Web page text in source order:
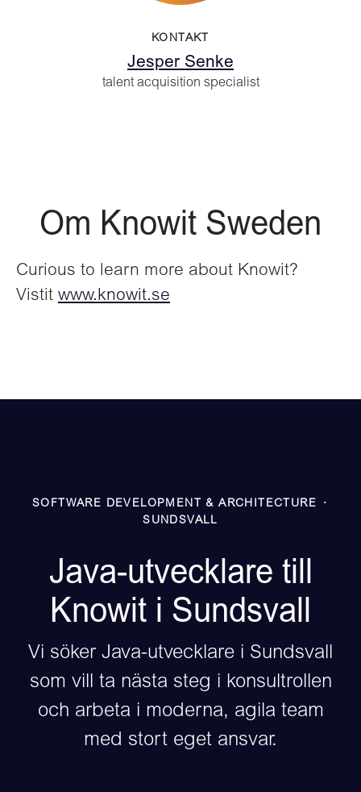
KONTAKT
Jesper Senke
talent acquisition specialist
Om Knowit Sweden
Curious to learn more about Knowit?
Vistit www.knowit.se
SOFTWARE DEVELOPMENT & ARCHITECTURE
·
SUNDSVALL
Java-utvecklare till
Knowit i Sundsvall
Vi söker Java-utvecklare i Sundsvall
som vill ta nästa steg i konsultrollen
och arbeta i moderna, agila team
med stort eget ansvar.